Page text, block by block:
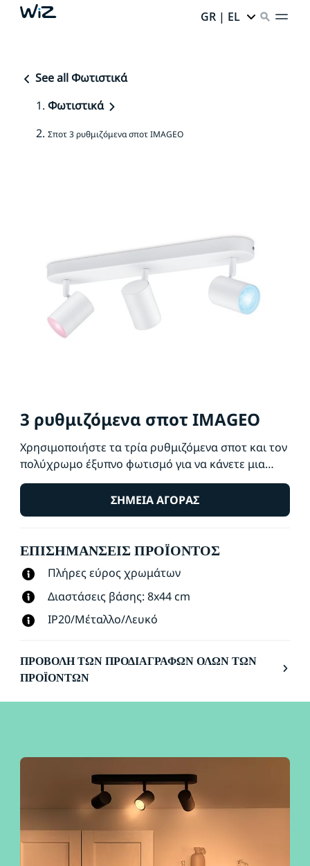
GR | EL
See all Φωτιστικά
Φωτιστικά
Σποτ 3 ρυθμιζόμενα σποτ IMAGEO
3 ρυθμιζόμενα σποτ IMAGEO
Χρησιμοποιήστε τα τρία ρυθμιζόμενα σποτ και τον
πολύχρωμο έξυπνο φωτισμό για να κάνετε μια
δήλωση σε οποιοδήποτε δωμάτιο με τον έξυπνο
ενσωματωμένο προβολέα WiZ Imageo σε λευκό
χρώμα. Χρησιμοποιήστε τον με το υπάρχον Wi-Fi
έλεγχο.
ΣΗΜΕΊΑ ΑΓΟΡΆΣ
ΕΠΙΣΗΜΆΝΣΕΙΣ ΠΡΟΪΌΝΤΟΣ
Πλήρες εύρος χρωμάτων
Διαστάσεις βάσης: 8x44 cm
IP20/Μέταλλο/Λευκό
ΠΡΟΒΟΛΉ ΤΩΝ ΠΡΟΔΙΑΓΡΑΦΏΝ ΌΛΩΝ ΤΩΝ
ΠΡΟΪΌΝΤΩΝ